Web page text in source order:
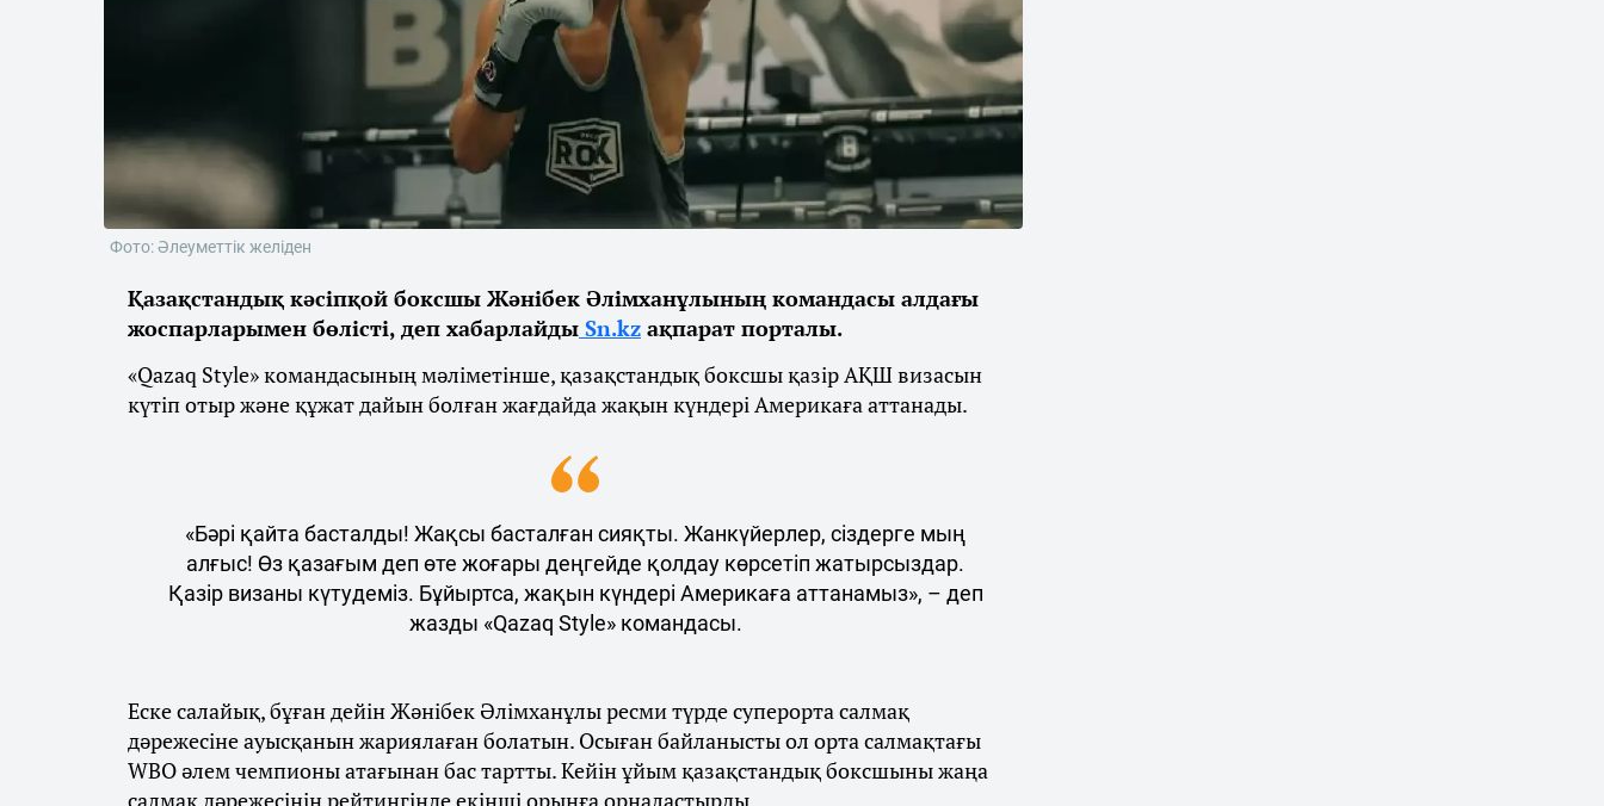
Фото: Әлеуметтік желіден
Қазақстандық кәсіпқой боксшы Жәнібек Әлімханұлының командасы алдағы
жоспарларымен бөлісті, деп хабарлайды Sn.kz ақпарат порталы.
«Qazaq Style» командасының мәліметінше, қазақстандық боксшы қазір АҚШ визасын
күтіп отыр және құжат дайын болған жағдайда жақын күндері Америкаға аттанады.
«Бәрі қайта басталды! Жақсы басталған сияқты. Жанкүйерлер, сіздерге мың
алғыс! Өз қазағым деп өте жоғары деңгейде қолдау көрсетіп жатырсыздар.
Қазір визаны күтудеміз. Бұйыртса, жақын күндері Америкаға аттанамыз», – деп
жазды «Qazaq Style» командасы.
Еске салайық, бұған дейін Жәнібек Әлімханұлы ресми түрде суперорта салмақ
дәрежесіне ауысқанын жариялаған болатын. Осыған байланысты ол орта салмақтағы
WBO әлем чемпионы атағынан бас тартты. Кейін ұйым қазақстандық боксшыны жаңа
салмақ дәрежесінің рейтингінде екінші орынға орналастырды.